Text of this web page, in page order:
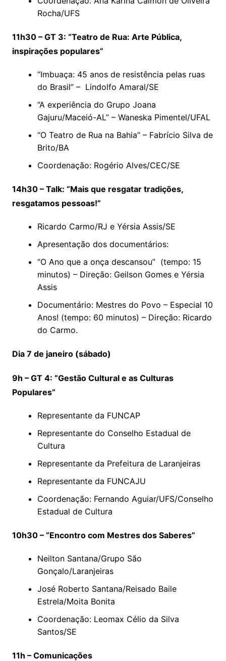
Rocha/UFS
11h30 – GT 3: “Teatro de Rua: Arte Pública,
inspirações populares”
“Imbuaça: 45 anos de resistência pelas ruas
do Brasil” – Lindolfo Amaral/SE
“A experiência do Grupo Joana
Gajuru/Maceió-AL” – Waneska Pimentel/UFAL
“O Teatro de Rua na Bahia” – Fabrício Silva de
Brito/BA
Coordenação: Rogério Alves/CEC/SE
14h30 – Talk: “Mais que resgatar tradições,
resgatamos pessoas!”
Ricardo Carmo/RJ e Yérsia Assis/SE
Apresentação dos documentários:
“O Ano que a onça descansou” (tempo: 15
minutos) – Direção: Geilson Gomes e Yérsia
Assis
Documentário: Mestres do Povo – Especial 10
Anos! (tempo: 60 minutos) – Direção: Ricardo
do Carmo.
Dia 7 de janeiro (sábado)
9h – GT 4: “Gestão Cultural e as Culturas
Populares”
Representante da FUNCAP
Representante do Conselho Estadual de
Cultura
Representante da Prefeitura de Laranjeiras
Representante da FUNCAJU
Coordenação: Fernando Aguiar/UFS/Conselho
Estadual de Cultura
10h30 – “Encontro com Mestres dos Saberes”
Neilton Santana/Grupo São
Gonçalo/Laranjeiras
José Roberto Santana/Reisado Baile
Estrela/Moita Bonita
Coordenação: Leomax Célio da Silva
Santos/SE
11h – Comunicações